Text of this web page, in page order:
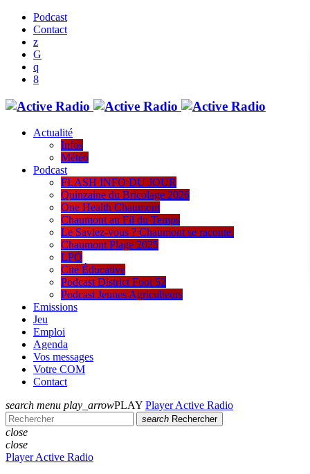
Podcast
Contact
Actualité
Infos
Météo
Podcast
FLASH INFO DU JOUR
Quinzaine du Bricolage 2026
One Health Chaumont
Chaumont au Fil du Temps
Le Saviez-vous ? Chaumont se raconte.
Chaumont Plage 2025
LPO
Cité Éducative
Podcast District Foot 52
Podcast Jeunes Agriculteurs
Emissions
Jeu
Emploi
Agenda
Vos messages
Votre COM
Contact
search menu play_arrowPLAY Player Active Radio
search Rechercher
close
close
Player Active Radio